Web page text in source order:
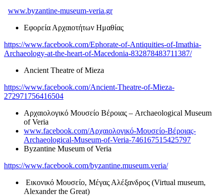
www.byzantine-museum-veria.gr
Εφορεία Αρχαιοτήτων Ημαθίας
https://www.facebook.com/Ephorate-of-Antiquities-of-Imathia-
Archaeology-at-the-heart-of-Macedonia-832878483711387/
Ancient Theatre of Mieza
https://www.facebook.com/Ancient-Theatre-of-Mieza-
272971756416504
Αρχαιολογικό Μουσείο Βέροιας – Archaeological Museum
of Veria
www.facebook.com/Αρχαιολογικό-Μουσείο-Βέροιας-
Archaeological-Museum-of-Veria-746167515425797
Byzantine Museum of Veria
https://www.facebook.com/byzantine.museum.veria/
Εικονικό Μουσείο, Μέγας Αλέξανδρος (Virtual museum,
Alexander the Great)